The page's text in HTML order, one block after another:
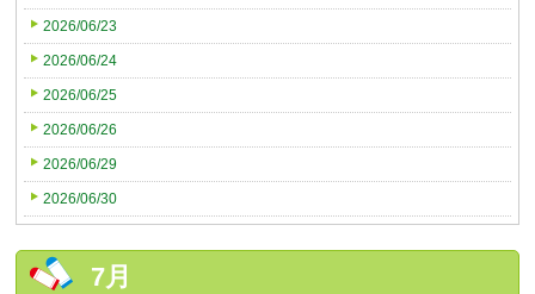
2026/06/23
2026/06/24
2026/06/25
2026/06/26
2026/06/29
2026/06/30
7月